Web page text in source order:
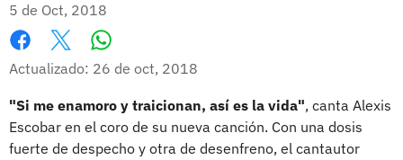
5 de Oct, 2018
Facebook
X Whatsapp
Actualizado: 26 de oct, 2018
"Si me enamoro y traicionan, así es la vida", canta Alexis
Escobar en el coro de su nueva canción. Con una dosis
fuerte de despecho y otra de desenfreno, el cantautor